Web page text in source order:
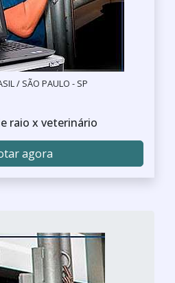
/ SÃO PAULO - SP
raio x veterinário
agora